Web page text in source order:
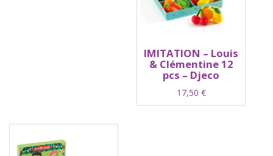
IMITATION – Louis
& Clémentine 12
pcs – Djeco
17,50 €